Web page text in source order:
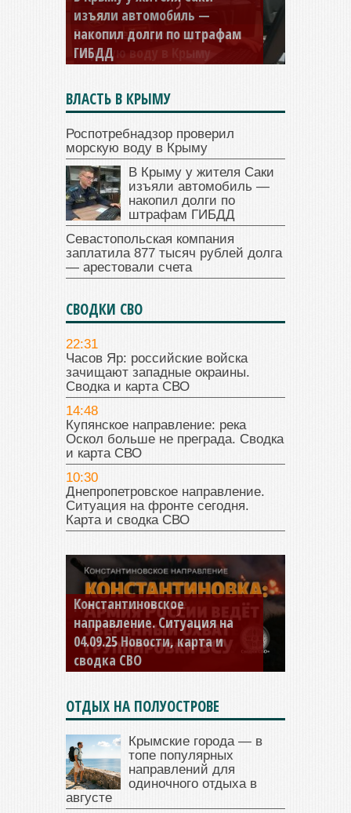
изъяли автомобиль —
накопил долги по штрафам
ГИБДД
ВЛАСТЬ В КРЫМУ
Роспотребнадзор проверил
морскую воду в Крыму
В Крыму у жителя Саки
изъяли автомобиль —
накопил долги по
штрафам ГИБДД
Севастопольская компания
заплатила 877 тысяч рублей долга
— арестовали счета
СВОДКИ СВО
22:31
Часов Яр: российские войска
зачищают западные окраины.
Сводка и карта СВО
14:48
Купянское направление: река
Оскол больше не преграда. Сводка
и карта СВО
10:30
Днепропетровское направление.
Ситуация на фронте сегодня.
Карта и сводка СВО
Константиновское
направление. Ситуация на
04.09.25 Новости, карта и
сводка СВО
ОТДЫХ НА ПОЛУОСТРОВЕ
Крымские города — в
топе популярных
направлений для
одиночного отдыха в
августе